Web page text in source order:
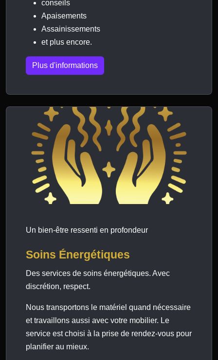
conseils
Apaisements
Assainissements
et plus encore.
Plus d'informations
Un bien-être ressenti en profondeur
Soins Énergétiques
Des services de soins énergétiques. Avec
discrétion, respect.
Nous transportons le matériel quand nécessaire
et travaillons aussi avec votre mobilier. Le
service est choisi à la prise de rendez-vous pour
planifier au mieux.